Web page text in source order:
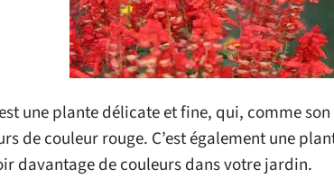
une plante délicate et fine, qui, comme
de couleur rouge. C’est également une
davantage de couleurs dans votre jardin.